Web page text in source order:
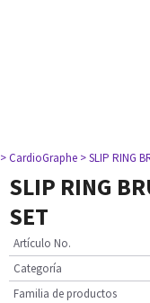
> CardioGraphe > SLIP RING
SLIP RING
SET
Artículo No.
Categoría
Familia de productos